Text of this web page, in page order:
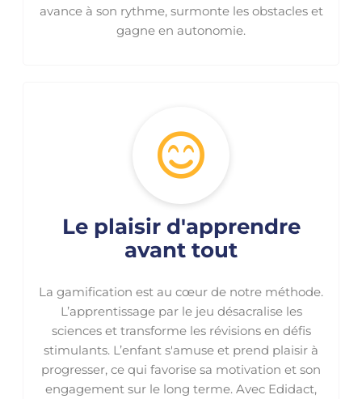
avance à son rythme, surmonte les obstacles et
gagne en autonomie.
Le plaisir d'apprendre
avant tout
La gamification est au cœur de notre méthode.
L’apprentissage par le jeu désacralise les
sciences et transforme les révisions en défis
stimulants. L’enfant s'amuse et prend plaisir à
progresser, ce qui favorise sa motivation et son
engagement sur le long terme. Avec Edidact,